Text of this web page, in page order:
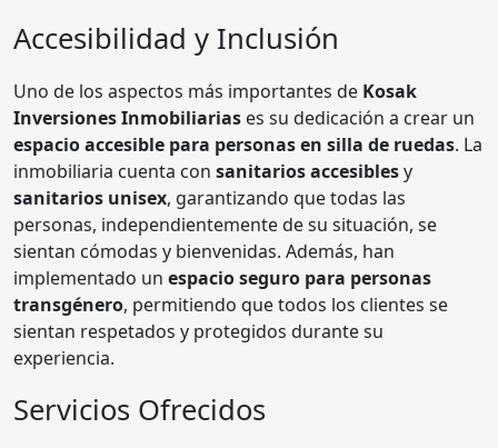
Accesibilidad y Inclusión
Uno de los aspectos más importantes de Kosak
Inversiones Inmobiliarias es su dedicación a crear un
espacio accesible para personas en silla de ruedas. La
inmobiliaria cuenta con sanitarios accesiblesy
sanitarios unisex, garantizando que todas las
personas, independientemente de su situación, se
sientan cómodas y bienvenidas. Además, han
implementado un espacio seguro para personas
transgénero, permitiendo que todos los clientes se
sientan respetados y protegidos durante su
experiencia.
Servicios Ofrecidos